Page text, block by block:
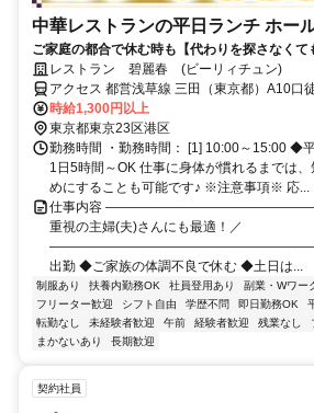
中華レストランの平日ランチ ホー
ご家庭の都合で休む時も【代わりを探さなく
けます！【無料まかない】もお楽しみに♪
レストラン 碧麗春 (ビーリィチュン)
アクセス 都営浅草線 三田（東京都）A10口
田（東京都）A10口徒歩約3分、都営三田線
「三田」駅 徒歩3分/駅チカ
時給1,300円以上
東京都東京23区港区
勤務時間 ・勤務時間： [1] 10:00～15:00 ◆
1日5時間～OK 仕事に身体が慣れるまでは
めにすることも可能です♪ ※注意事項※ 応...
仕事内容
重視の主婦(夫)さんにも最適！／
――――――――――――――――――――― ◆
出勤 ◆ご家族の体調不良で休む ◆土日は...
制服あり 扶養内勤務OK 社員登用あり 副業・Wワー
フリーター歓迎
シフト自由 学歴不問 即日勤務OK
転勤なし
未経験者歓迎 午前 経験者歓迎 残業なし
まかないあり
長期歓迎
契約社員